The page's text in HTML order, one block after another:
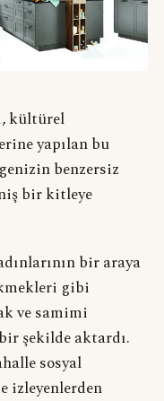
kültürel
yapılan bu
benzersiz
bir kitleye
bir araya
gibi
ve samimi
şekilde aktardı.
sosyal
izleyenlerden